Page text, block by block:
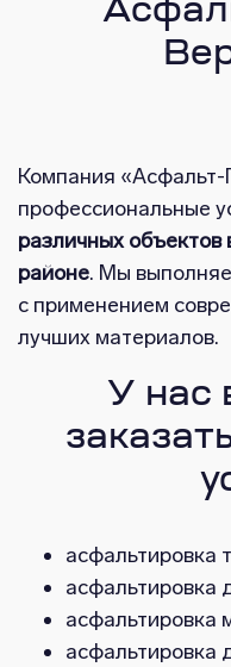
Компания
профессиональные
различных
районе. Мы
с применением
лучших материалов.
У нас
асфальтировка
асфальтировка
асфальтировка
асфальтировка